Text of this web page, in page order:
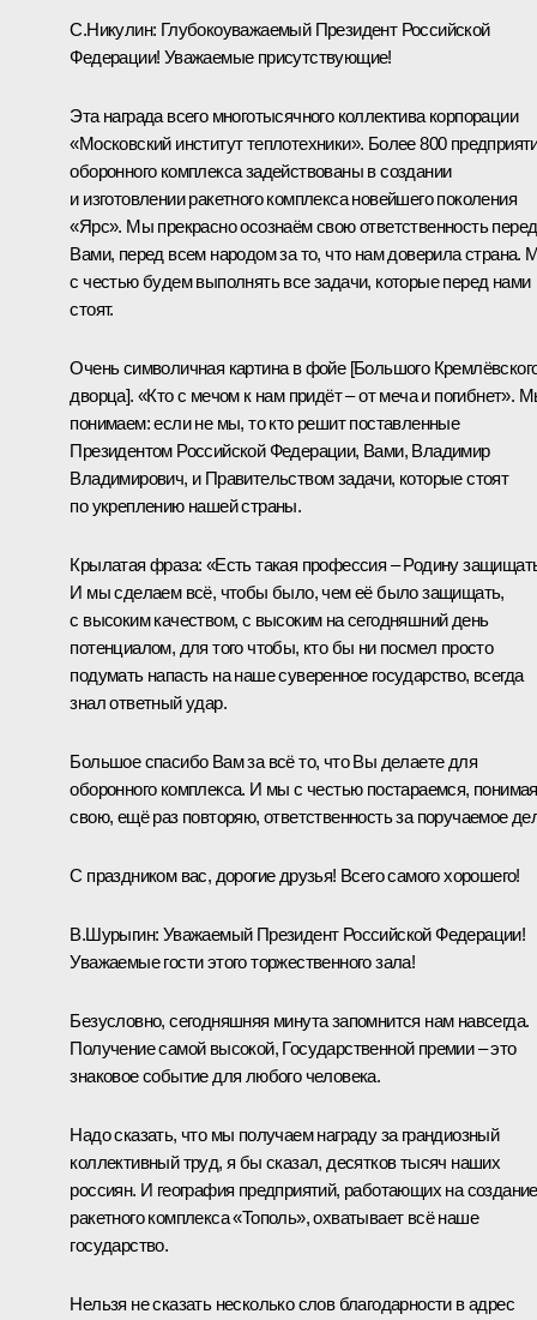
С.Никулин: Глубокоуважаемый Президент Российской
Федерации! Уважаемые присутствующие!
Эта награда всего многотысячного коллектива корпорации
«Московский институт теплотехники». Более 800
оборонного комплекса задействованы в создании
и изготовлении ракетного комплекса новейшего поколения
«Ярс». Мы прекрасно осознаём свою ответственность перед
Вами, перед всем народом за то, что нам доверила страна.
с честью будем выполнять все задачи, которые перед нами
стоят.
Очень символичная картина в фойе [Большого
дворца]. «Кто с мечом к нам придёт – от меча и погибнет».
понимаем: если не мы, то кто решит поставленные
Президентом Российской Федерации, Вами, Владимир
Владимирович, и Правительством задачи, которые стоят
по укреплению нашей страны.
Крылатая фраза: «Есть такая профессия – Родину
И мы сделаем всё, чтобы было, чем её было защищать,
с высоким качеством, с высоким на сегодняшний день
потенциалом, для того чтобы, кто бы ни посмел просто
подумать напасть на наше суверенное государство, всегда
знал ответный удар.
Большое спасибо Вам за всё то, что Вы делаете для
оборонного комплекса. И мы с честью постараемся, понимая
свою, ещё раз повторяю, ответственность за поручаемое
С праздником вас, дорогие друзья! Всего самого хорошего!
В.Шурыгин: Уважаемый Президент Российской Федерации!
Уважаемые гости этого торжественного зала!
Безусловно, сегодняшняя минута запомнится нам навсегда.
Получение самой высокой, Государственной премии – это
знаковое событие для любого человека.
Надо сказать, что мы получаем награду за грандиозный
коллективный труд, я бы сказал, десятков тысяч наших
россиян. И география предприятий, работающих на создание
ракетного комплекса «Тополь», охватывает всё наше
государство.
Нельзя не сказать несколько слов благодарности в адрес